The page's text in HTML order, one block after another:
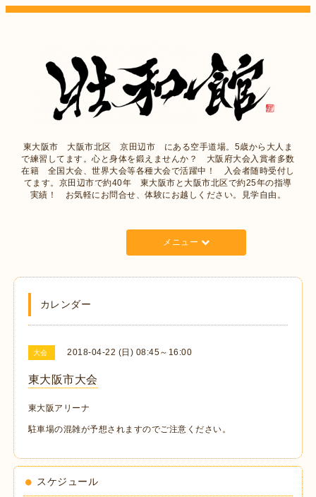
東大阪市 大阪市北区 京田辺市 にある空手道場。5歳から大人ま
で練習してます。心と身体を鍛えませんか？ 大阪府大会入賞者多数
在籍 全国大会、世界大会等各種大会で活躍中！ 入会者随時受付し
てます。京田辺市で約40年 東大阪市と大阪市北区で約25年の指導
実績！ お気軽にお問合せ、体験にお越しください。見学自由。
メニュー
カレンダー
大会 2018-04-22 (日) 08:45～16:00
東大阪市大会
東大阪アリーナ
駐車場の混雑が予想されますのでご注意ください。
スケジュール